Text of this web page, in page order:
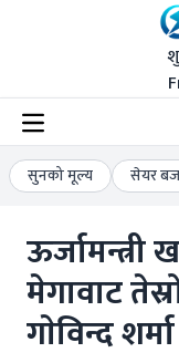
सुनको मूल्य सेयर
मेगावाट
गाेविन्द